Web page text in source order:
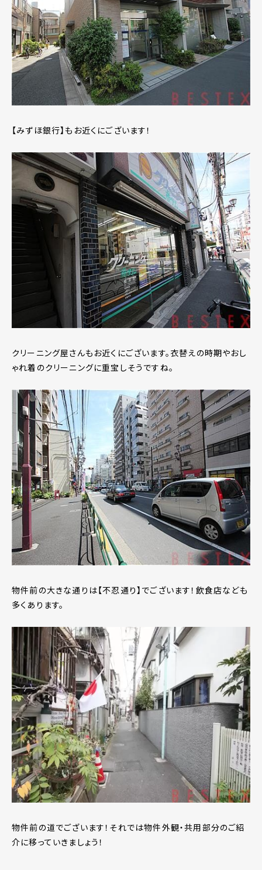
【みずほ銀行】もお近くにございます！
クリーニング屋さんもお近くにございます。衣替えの時期やおし
ゃれ着のクリーニングに重宝しそうですね。
物件前の大きな通りは【不忍通り】でございます！飲食店なども
多くあります。
物件前の道でございます！それでは物件外観・共用部分のご紹
介に移っていきましょう！